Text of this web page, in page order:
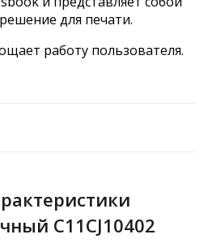
для печати.
работу пользователя.
C11CJ10402